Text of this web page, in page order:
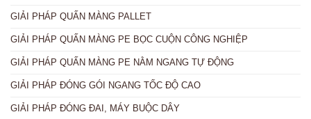
GIẢI PHÁP QUẤN MÀNG PALLET
GIẢI PHÁP QUẤN MÀNG PE BỌC CUỘN CÔNG NGHIỆP
GIẢI PHÁP QUẤN MÀNG PE NẰM NGANG TỰ ĐỘNG
GIẢI PHÁP ĐÓNG GÓI NGANG TỐC ĐỘ CAO
GIẢI PHÁP ĐÓNG ĐAI, MÁY BUỘC DÂY